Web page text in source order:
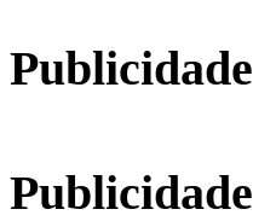
Publicidade
Publicidade